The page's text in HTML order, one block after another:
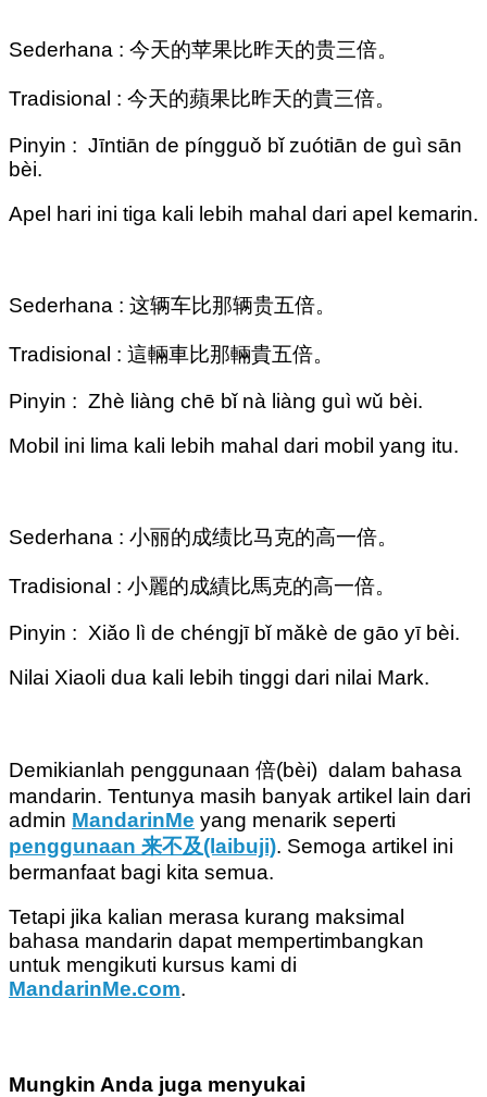
Sederhana : 今天的苹果比昨天的贵三倍。
Tradisional : 今天的蘋果比昨天的貴三倍。
Pinyin : Jīntiān de píngguǒ bǐ zuótiān de guì sān
bèi.
Apel hari ini tiga kali lebih mahal dari apel kemarin.
Sederhana : 这辆车比那辆贵五倍。
Tradisional : 這輛車比那輛貴五倍。
Pinyin : Zhè liàng chē bǐ nà liàng guì wǔ bèi.
Mobil ini lima kali lebih mahal dari mobil yang itu.
Sederhana : 小丽的成绩比马克的高一倍。
Tradisional : 小麗的成績比馬克的高一倍。
Pinyin : Xiǎo lì de chéngjī bǐ mǎkè de gāo yī bèi.
Nilai Xiaoli dua kali lebih tinggi dari nilai Mark.
Demikianlah penggunaan 倍(bèi) dalam bahasa
mandarin. Tentunya masih banyak artikel lain dari
admin MandarinMe yang menarik seperti
penggunaan 来不及(laibuji). Semoga artikel ini
bermanfaat bagi kita semua.
Tetapi jika kalian merasa kurang maksimal
bahasa mandarin dapat mempertimbangkan
untuk mengikuti kursus kami di
MandarinMe.com.
Mungkin Anda juga menyukai